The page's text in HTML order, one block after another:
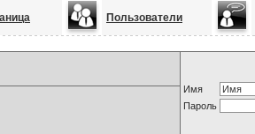
Пользователи
Имя
Пароль